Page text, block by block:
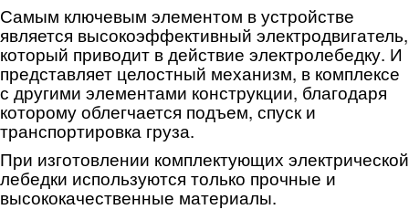
Самым ключевым элементом в устройстве
является высокоэффективный электродвигатель,
который приводит в действие электролебедку. И
представляет целостный механизм, в комплексе
с другими элементами конструкции, благодаря
которому облегчается подъем, спуск и
транспортировка груза.
При изготовлении комплектующих электрической
лебедки используются только прочные и
высококачественные материалы.